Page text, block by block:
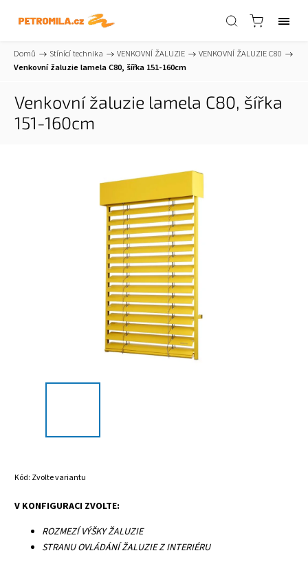
Domů / Stínící technika / VENKOVNÍ ŽALUZIE / VENKOVNÍ ŽALUZIE C80 /
Venkovní žaluzie lamela C80, šířka 151-160cm
Venkovní žaluzie lamela C80, šířka
151-160cm
Kód: Zvolte variantu
V KONFIGURACI ZVOLTE:
ROZMEZÍ VÝŠKY ŽALUZIE
STRANU OVLÁDÁNÍ ŽALUZIE Z INTERIÉRU